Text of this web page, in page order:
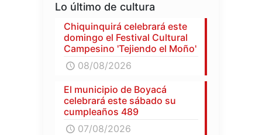
Lo último de cultura
Chiquinquirá celebrará este
domingo el Festival Cultural
Campesino 'Tejiendo el Moño'
08/08/2026
El municipio de Boyacá
celebrará este sábado su
cumpleaños 489
07/08/2026